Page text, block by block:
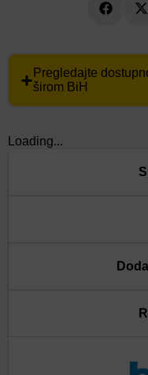
Pregledajte
širom BiH
Loading...